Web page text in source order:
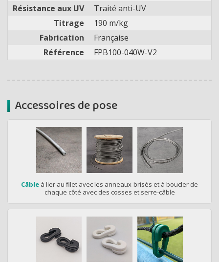
Résistance aux UV
Traité anti-UV
Titrage
190 m/kg
Fabrication
Française
Référence
FPB100-040W-V2
Accessoires de pose
Câble à lier au filet avec les anneaux-brisés et à boucler de
chaque côté avec des cosses et serre-câble